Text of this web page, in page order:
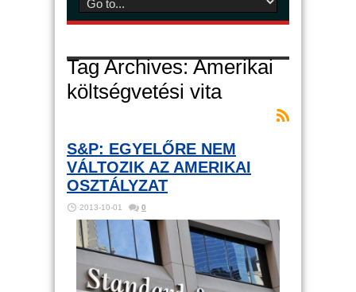
Tag Archives:Amerikai
költségvetési vita
S&P: EGYELŐRE NEM
VÁLTOZIK AZ AMERIKAI
OSZTÁLYZAT
2013-10-01 0